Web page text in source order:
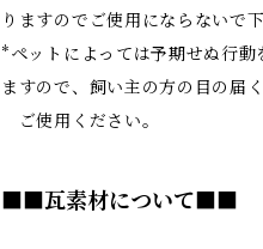
りますのでご使用にならないで下
*ペットによっては予期せぬ行動
ますので、飼い主の方の目の届
ご使用ください。
■■瓦素材について■■